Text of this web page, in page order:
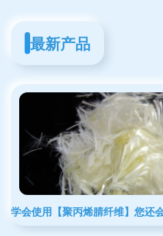
最新产品
学会使用【聚丙烯腈纤维】您还